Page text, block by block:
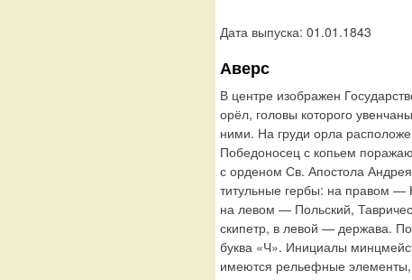
Дата выпуска: 01.01.1843
Аверс
В центре изображен
орёл, головы которого
ними. На груди орла
Победоносец с копьем
с орденом Св. Апостола
титульные гербы: на правом —
на левом — Польский,
скипетр, в левой — держава.
буква «Ч». Инициалы
имеются рельефные